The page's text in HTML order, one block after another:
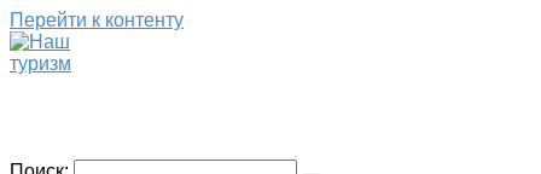
Перейти к контенту